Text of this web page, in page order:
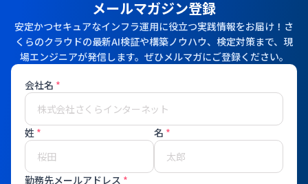
メールマガジン登録
安定かつセキュアなインフラ運用に役立つ実践情報をお届け！さ
くらのクラウドの最新AI検証や構築ノウハウ、検定対策まで、現
場エンジニアが発信します。ぜひメルマガにご登録ください。
会社名 *
姓 * 名 *
勤務先メールアドレス *